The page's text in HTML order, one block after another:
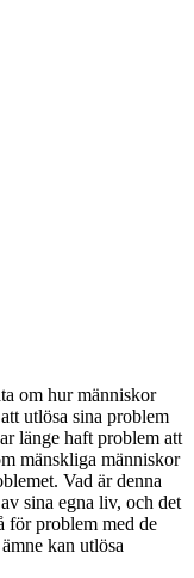
om hur människor
utlösa sina problem
länge haft problem att
mänskliga människor
Vad är denna
sina egna liv, och det
för problem med de
kan utlösa